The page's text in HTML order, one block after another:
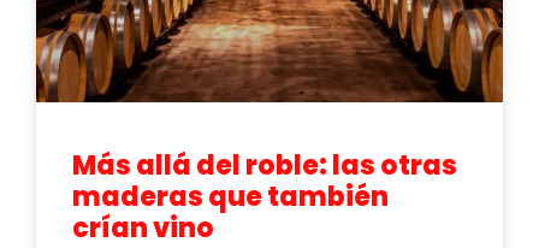
Más allá del roble: las otras
maderas que también
crían vino